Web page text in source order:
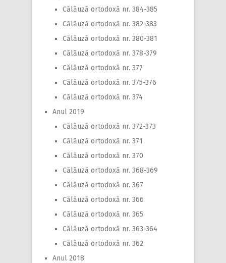
Călăuză ortodoxă nr. 384-385
Călăuză ortodoxă nr. 382-383
Călăuză ortodoxă nr. 380-381
Călăuză ortodoxă nr. 378-379
Călăuză ortodoxă nr. 377
Călăuză ortodoxă nr. 375-376
Călăuză ortodoxă nr. 374
Anul 2019
Călăuză ortodoxă nr. 372-373
Călăuză ortodoxă nr. 371
Călăuză ortodoxă nr. 370
Călăuză ortodoxă nr. 368-369
Călăuză ortodoxă nr. 367
Călăuză ortodoxă nr. 366
Călăuză ortodoxă nr. 365
Călăuză ortodoxă nr. 363-364
Călăuză ortodoxă nr. 362
Anul 2018